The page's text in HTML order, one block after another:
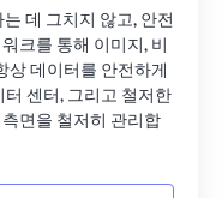
데 그치지 않고, 안전
크를 통해 이미지, 비
상 데이터를 안전하게
센터, 그리고 철저한
면을 철저히 관리합